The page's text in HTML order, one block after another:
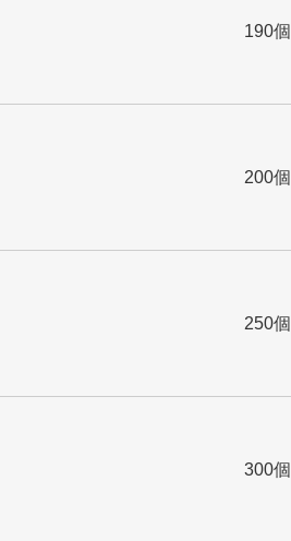
190個
200個
250個
300個